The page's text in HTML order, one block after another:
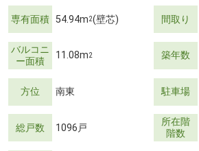
専有面積 54.94m2(壁芯) 間取り
バルコニ
ー面積
11.08m2 築年数
方位 南東 駐車場
総戸数 1096戸
所在階
階数